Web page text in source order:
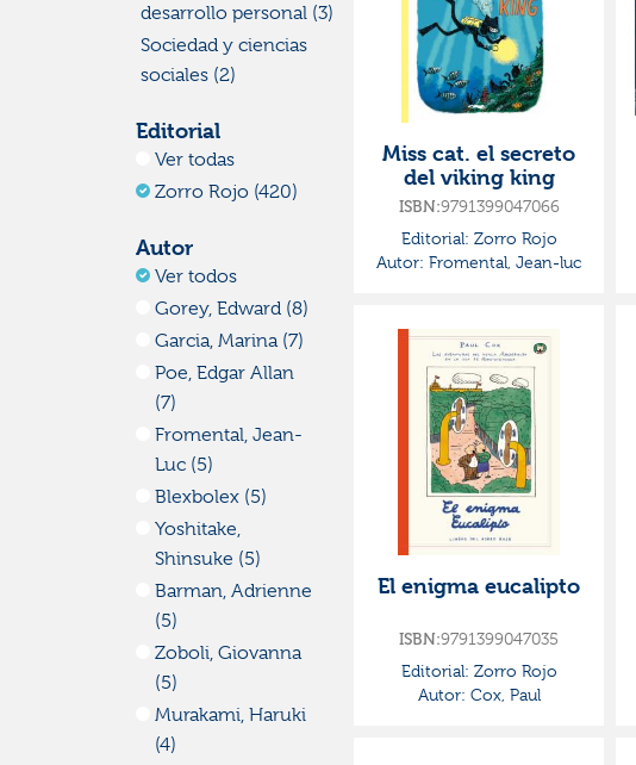
desarrollo personal (3)
Sociedad y ciencias
sociales (2)
Editorial
Ver todas
Zorro Rojo (420)
Autor
Ver todos
Gorey, Edward (8)
Garcia, Marina (7)
Poe, Edgar Allan
(7)
Fromental, Jean-
Luc (5)
Blexbolex (5)
Yoshitake,
Shinsuke (5)
Barman, Adrienne
(5)
Zoboli, Giovanna
(5)
Murakami, Haruki
(4)
Miss cat. el secreto
del viking king
ISBN:9791399047066
Editorial: Zorro Rojo
Autor: Fromental, Jean-luc
El enigma eucalipto
ISBN:9791399047035
Editorial: Zorro Rojo
Autor: Cox, Paul